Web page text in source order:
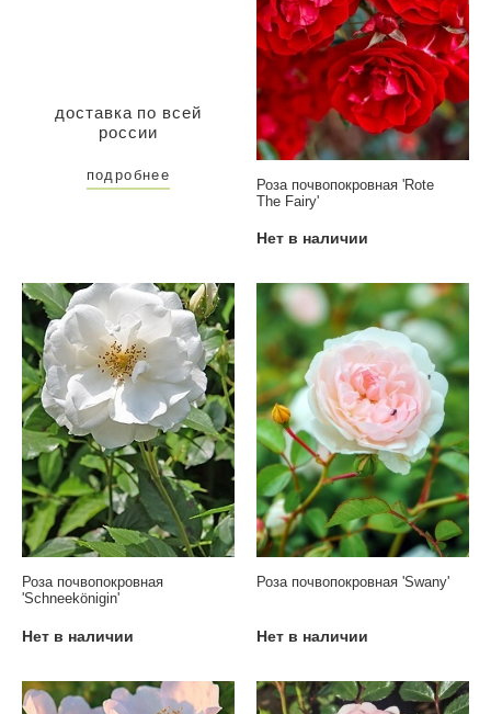
доставка по всей
россии
подробнее
Роза почвопокровная 'Rote
The Fairy'
Нет в наличии
Роза почвопокровная
'Schneekönigin'
Нет в наличии
Роза почвопокровная 'Swany'
Нет в наличии